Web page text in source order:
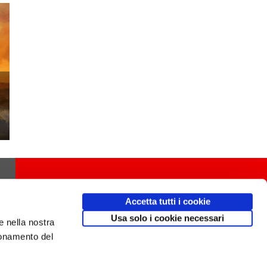
nella nostra
del
Accetta tutti i cookie
Usa solo i cookie necessari